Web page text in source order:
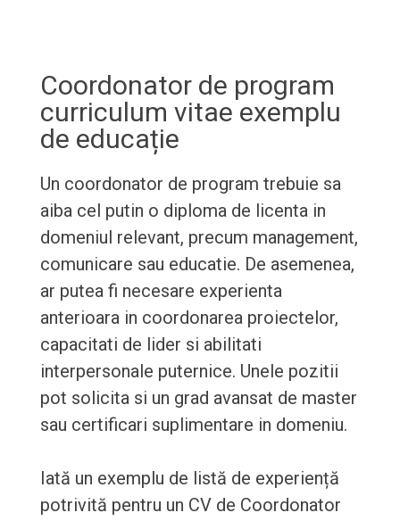
Coordonator de program
curriculum vitae exemplu
de educație
Un coordonator de program trebuie sa
aiba cel putin o diploma de licenta in
domeniul relevant, precum management,
comunicare sau educatie. De asemenea,
ar putea fi necesare experienta
anterioara in coordonarea proiectelor,
capacitati de lider si abilitati
interpersonale puternice. Unele pozitii
pot solicita si un grad avansat de master
sau certificari suplimentare in domeniu.
Iată un exemplu de listă de experiență
potrivită pentru un CV de Coordonator